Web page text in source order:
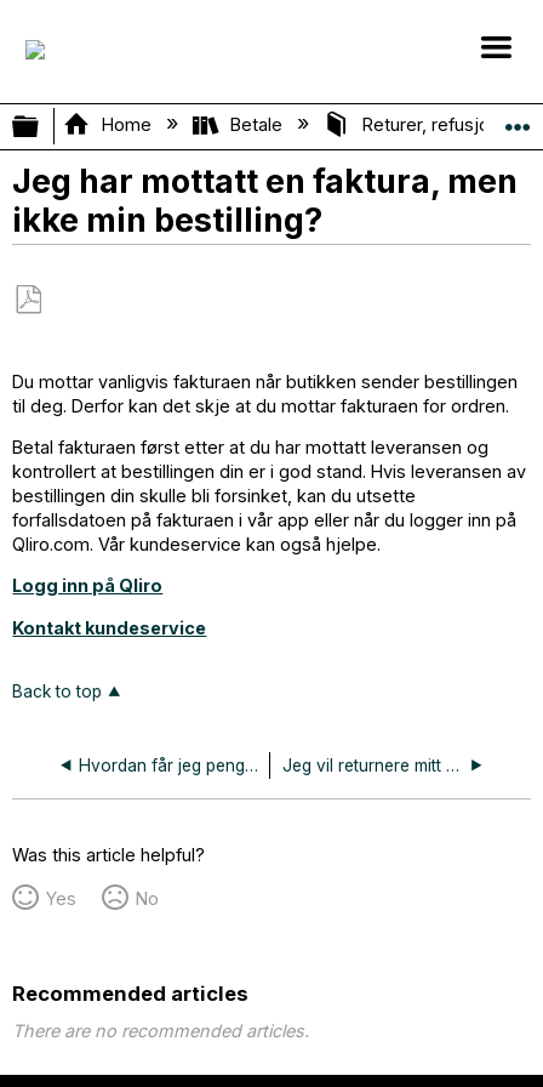
Expand/collapse global hierarchy
Home Betale Returer, refusjoner
Jeg har mottatt en faktura, men
ikke min bestilling?
PDF
Du mottar vanligvis fakturaen når butikken sender bestillingen
til deg. Derfor kan det skje at du mottar fakturaen for ordren.
Betal fakturaen først etter at du har mottatt leveransen og
kontrollert at bestillingen din er i god stand. Hvis leveransen av
bestillingen din skulle bli forsinket, kan du utsette
forfallsdatoen på fakturaen i vår app eller når du logger inn på
Qliro.com. Vår kundeservice kan også hjelpe.
Logg inn på Qliro
Kontakt kundeservice
Back to top
Hvordan får jeg pengene mine tilbake fra Qliro? Jeg vil returnere mitt kjøp, hva gjør jeg?
Was this article helpful?
Yes No
Recommended articles
There are no recommended articles.